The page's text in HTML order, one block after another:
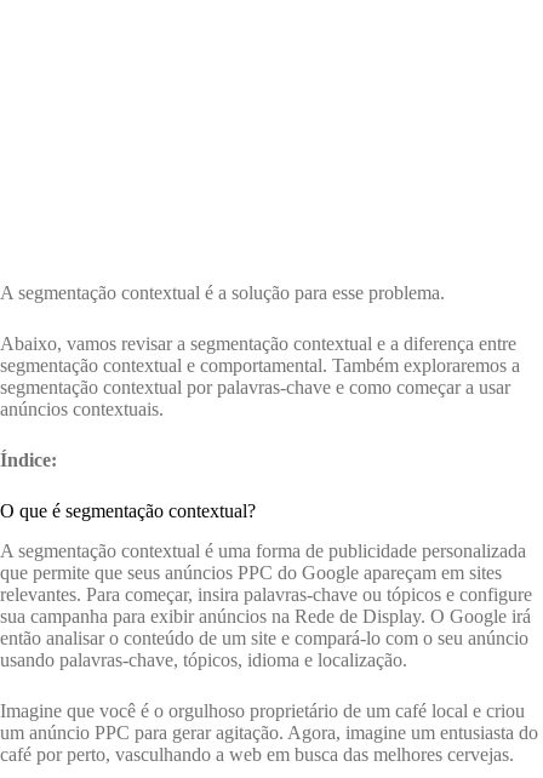
A segmentação contextual é a solução para esse problema.
Abaixo, vamos revisar a segmentação contextual e a diferença entre
segmentação contextual e comportamental. Também exploraremos a
segmentação contextual por palavras-chave e como começar a usar
anúncios contextuais.
Índice:
O que é segmentação contextual?
A segmentação contextual é uma forma de publicidade personalizada
que permite que seus anúncios PPC do Google apareçam em sites
relevantes. Para começar, insira palavras-chave ou tópicos e configure
sua campanha para exibir anúncios na Rede de Display. O Google irá
então analisar o conteúdo de um site e compará-lo com o seu anúncio
usando palavras-chave, tópicos, idioma e localização.
Imagine que você é o orgulhoso proprietário de um café local e criou
um anúncio PPC para gerar agitação. Agora, imagine um entusiasta do
café por perto, vasculhando a web em busca das melhores cervejas.